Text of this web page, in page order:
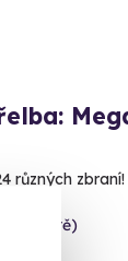
různých zbraní!
Hradiště)